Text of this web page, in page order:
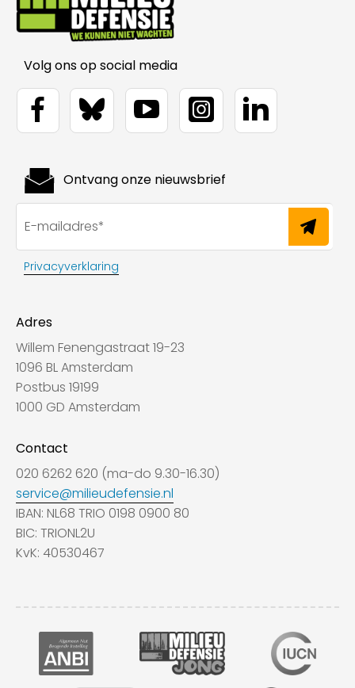
Volg ons op social media
Adres
Willem Fenengastraat 19-23
1096 BL Amsterdam
Postbus 19199
1000 GD Amsterdam
Contact
020 6262 620 (ma-do 9.30-16.30)
service@milieudefensie.nl
IBAN: NL68 TRIO 0198 0900 80
BIC: TRIONL2U
KvK: 40530467
Ontvang onze nieuwsbrief
Privacyverklaring